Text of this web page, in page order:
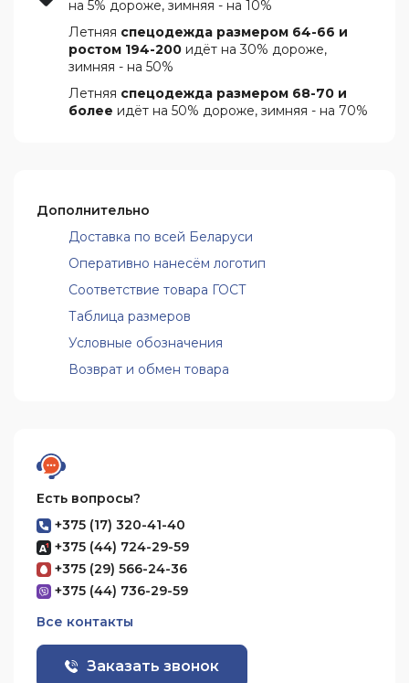
на 5% дороже, зимняя - на 10%
Летняя спецодежда размером 64-66 и
ростом 194-200 идёт на 30% дороже,
зимняя - на 50%
Летняя спецодежда размером 68-70 и
более идёт на 50% дороже, зимняя - на 70%
Дополнительно
Доставка по всей Беларуси
Оперативно нанесём логотип
Соответствие товара ГОСТ
Таблица размеров
Условные обозначения
Возврат и обмен товара
Есть вопросы?
+375 (17) 320-41-40
+375 (44) 724-29-59
+375 (29) 566-24-36
+375 (44) 736-29-59
Все контакты
Заказать звонок